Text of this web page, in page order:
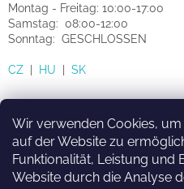
Wir verwenden Cookies,
auf der Website zu
Funktionalität, Leistung und
Website durch die Analyse
Montag - Freitag: 10:00-17:00
Samstag: 08:00-12:00
Sonntag: GESCHLOSSEN
CZ HU SK
HU